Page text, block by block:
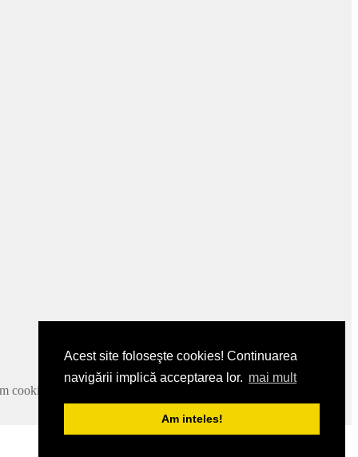
Acest site foloseşte cookies! Continuarea
navigării implică acceptarea lor. mai mult
Am inteles!
cookie-urile.